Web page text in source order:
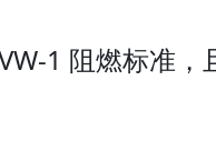
1 阻燃标准